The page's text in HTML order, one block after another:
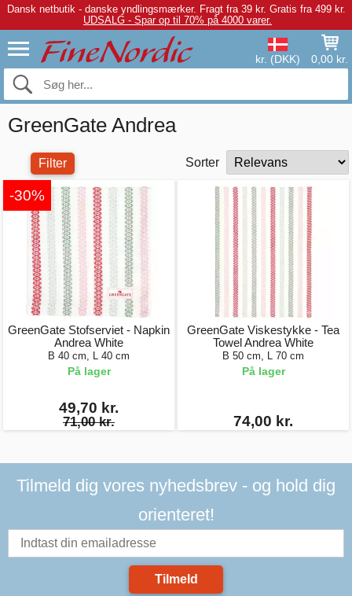
Dansk netbutik - danske yndlingsmærker. Fragt fra 39 kr. Gratis fra 499 kr.
UDSALG - Spar op til 70% på 4000 varer.
kr. (DKK) 0,00 kr.
GreenGate Andrea
Filter Sorter
-30%
GreenGate Stofserviet - Napkin
Andrea White
B 40 cm, L 40 cm
På lager
49,70 kr.
71,00 kr.
GreenGate Viskestykke - Tea
Towel Andrea White
B 50 cm, L 70 cm
På lager
74,00 kr.
Tilmeld dig vores nyhedsbrev - og hold dig
orienteret!
Tilmeld